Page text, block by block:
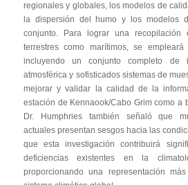
regionales y globales, los modelos de
la dispersión del humo y los modelos
conjunto. Para lograr una recopilación
terrestres como marítimos, se
incluyendo un conjunto completo de
atmosférica y sofisticados sistemas de
mejorar y validar la calidad de la
estación de Kennaook/Cabo Grim como a
Dr. Humphries también señaló que
actuales presentan sesgos hacia las
que esta investigación contribuirá
deficiencias existentes en la
proporcionando una representación